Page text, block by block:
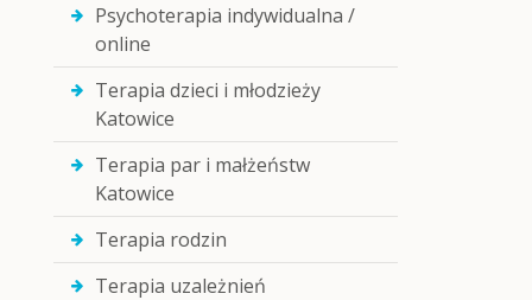
Psychoterapia indywidualna /
online
Terapia dzieci i młodzieży
Katowice
Terapia par i małżeństw
Katowice
Terapia rodzin
Terapia uzależnień